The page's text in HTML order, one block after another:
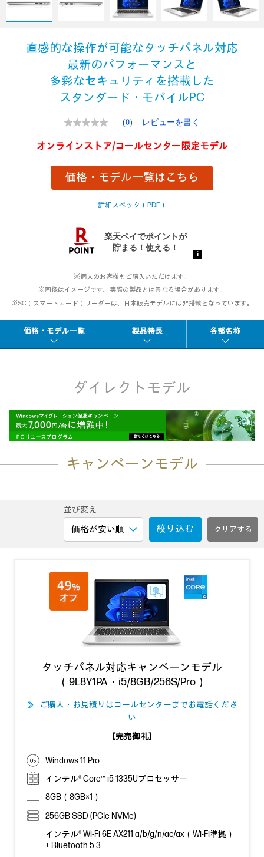
直感的な操作が可能なタッチパネル対応
最新のパフォーマンスと
多彩なセキュリティを搭載した
スタンダード・モバイルPC
評
値
し.
同
じ
ペ
ー
ジ
リ
ン
ク。
(0) レビューを書く
オンラインストア/コールセンター限定モデル
価格・モデル一覧はこちら
詳細スペック（PDF）
※個人のお客様もご購入いただけます。
※画像はイメージです。実際の製品とは異なる場合があります。
※SC（スマートカード）リーダーは、日本販売モデルには非搭載となっています。
価格・モデル一覧 製品特長 各部名称
ダイレクトモデル
キャンペーンモデル
絞り込む
並び変え
タッチパネル対応キャンペーンモデル
（9L8Y1PA・i5/8GB/256S/Pro）
≫
ご購入・お見積りはコールセンターまでお電話くださ
い
【完売御礼】
Windows 11 Pro
インテル® Core™ i5-1335Uプロセッサー
8GB（8GB×1）
256GB SSD (PCIe NVMe)
インテル® Wi-Fi 6E AX211 a/b/g/n/ac/ax（Wi-Fi準拠）
+ Bluetooth 5.3